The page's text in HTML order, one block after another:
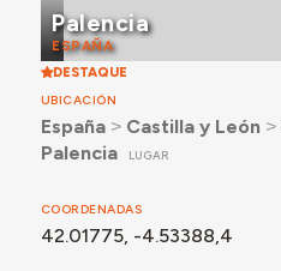
Palencia
ESPAÑA
DESTAQUE
UBICACIÓN
España˃ Castilla y León ˃
Palencia
LUGAR
COORDENADAS
42.01775, -4.53388,4